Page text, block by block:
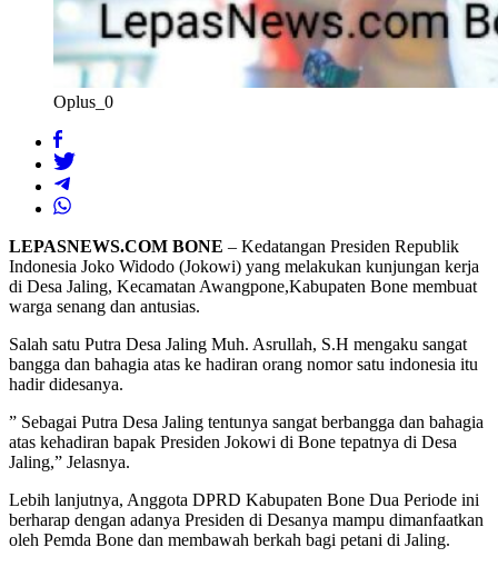
Oplus_0
LEPASNEWS.COM BONE – Kedatangan Presiden Republik
Indonesia Joko Widodo (Jokowi) yang melakukan kunjungan kerja
di Desa Jaling, Kecamatan Awangpone,Kabupaten Bone membuat
warga senang dan antusias.
Salah satu Putra Desa Jaling Muh. Asrullah, S.H mengaku sangat
bangga dan bahagia atas ke hadiran orang nomor satu indonesia itu
hadir didesanya.
” Sebagai Putra Desa Jaling tentunya sangat berbangga dan bahagia
atas kehadiran bapak Presiden Jokowi di Bone tepatnya di Desa
Jaling,” Jelasnya.
Lebih lanjutnya, Anggota DPRD Kabupaten Bone Dua Periode ini
berharap dengan adanya Presiden di Desanya mampu dimanfaatkan
oleh Pemda Bone dan membawah berkah bagi petani di Jaling.